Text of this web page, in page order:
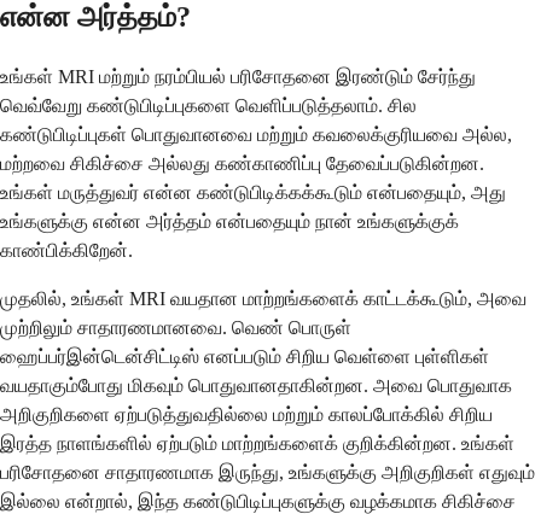
என்ன அர்த்தம்?
உங்கள் MRI மற்றும் நரம்பியல் பரிசோதனை இரண்டும் சேர்ந்து
வெவ்வேறு கண்டுபிடிப்புகளை வெளிப்படுத்தலாம். சில
கண்டுபிடிப்புகள் பொதுவானவை மற்றும் கவலைக்குரியவை அல்ல,
மற்றவை சிகிச்சை அல்லது கண்காணிப்பு தேவைப்படுகின்றன.
உங்கள் மருத்துவர் என்ன கண்டுபிடிக்கக்கூடும் என்பதையும், அது
உங்களுக்கு என்ன அர்த்தம் என்பதையும் நான் உங்களுக்குக்
காண்பிக்கிறேன்.
முதலில், உங்கள் MRI வயதான மாற்றங்களைக் காட்டக்கூடும், அவை
முற்றிலும் சாதாரணமானவை. வெண் பொருள்
ஹைப்பர்இன்டென்சிட்டிஸ் எனப்படும் சிறிய வெள்ளை புள்ளிகள்
வயதாகும்போது மிகவும் பொதுவானதாகின்றன. அவை பொதுவாக
அறிகுறிகளை ஏற்படுத்துவதில்லை மற்றும் காலப்போக்கில் சிறிய
இரத்த நாளங்களில் ஏற்படும் மாற்றங்களைக் குறிக்கின்றன. உங்கள்
பரிசோதனை சாதாரணமாக இருந்து, உங்களுக்கு அறிகுறிகள் எதுவும்
இல்லை என்றால், இந்த கண்டுபிடிப்புகளுக்கு வழக்கமாக சிகிச்சை